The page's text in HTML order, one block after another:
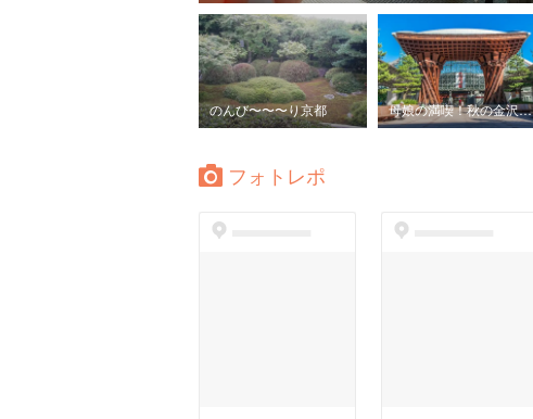
のんび〜〜〜り京都 母娘の満喫！秋の金沢2泊3日
フォトレポ